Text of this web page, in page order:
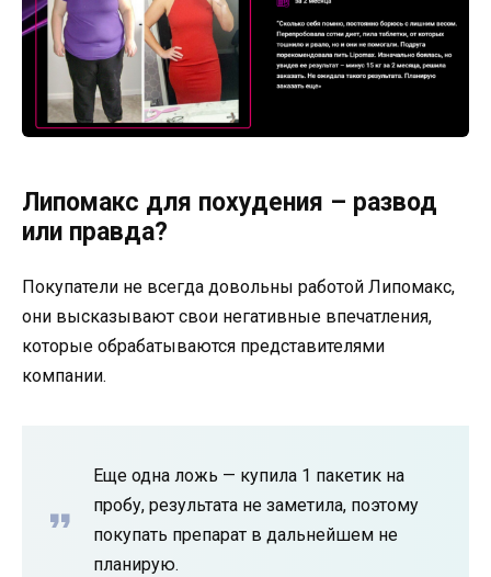
Липомакс для похудения – развод
или правда?
Покупатели не всегда довольны работой Липомакс,
они высказывают свои негативные впечатления,
которые обрабатываются представителями
компании.
Еще одна ложь — купила 1 пакетик на
пробу, результата не заметила, поэтому
покупать препарат в дальнейшем не
планирую.